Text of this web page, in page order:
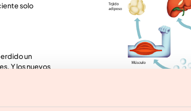
solo
un
Y los nuevos
más
20 por
Cuando comemos, el estómago y los